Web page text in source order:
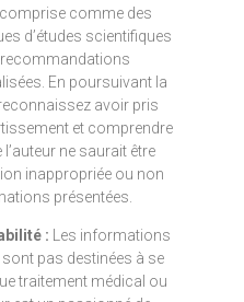
comme des
d’études scientifiques
En poursuivant la
avoir pris
et comprendre
ne saurait être
inappropriée ou non
présentées.
: Les informations
pas destinées à se
traitement médical ou